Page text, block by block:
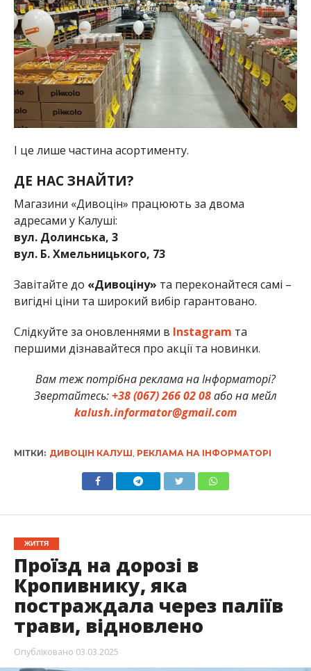
І це лише частина асортименту.
ДЕ НАС ЗНАЙТИ?
Магазини «Дивоцін» працюють за двома
адресами у Калуші:
вул. Долинська, 3
вул. Б. Хмельницького, 73
Завітайте до «Дивоціну» та переконайтеся самі –
вигідні ціни та широкий вибір гарантовано.
Слідкуйте за оновленнями в Instagram та
першими дізнавайтеся про акції та новинки.
Вам теж потрібна реклама на Інформаторі?
Звертайтесь:+38 (067) 266 02 08або на мейл
kalush.informator@gmail.com
МІТКИ: ДИВОЦІН КАЛУШ РЕКЛАМА НА ІНФОРМАТОРІ
ЖИТТЯ
Проїзд на дорозі в
Кропивнику, яка
постраждала через паліїв
трави, відновлено
Опубліковано 03.03.2025